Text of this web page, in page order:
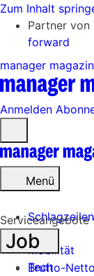
Zum Inhalt
Partner von
forward
manager magazin
Anmelden
öffnen
Menü
Schlagzeilen
Mobilität
Tech
Serviceangebote
Job
Brutto-